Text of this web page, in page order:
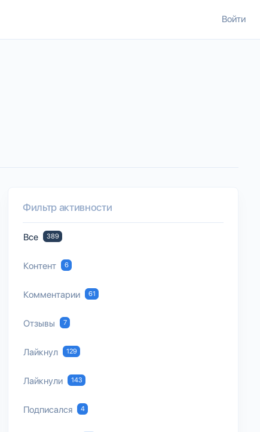
Войти
Фильтр активности
Все 389
Контент 6
Комментарии 61
Отзывы 7
Лайкнул 129
Лайкнули 143
Подписался 4